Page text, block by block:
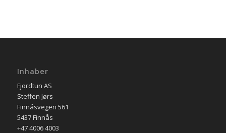
Inhaber
Fjordtun AS
Steffen Jørs
Finnåsvegen 561
5437 Finnås
+47 4006 4003